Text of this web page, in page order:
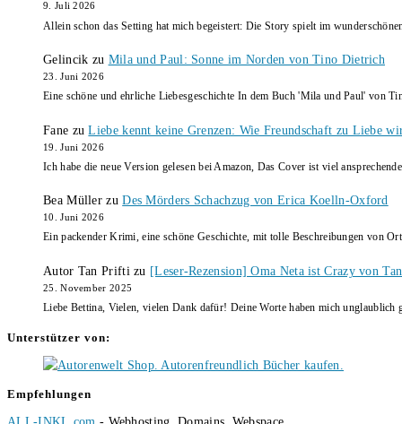
9. Juli 2026
Allein schon das Setting hat mich begeistert: Die Story spielt im
Gelincik zu Mila und Paul: Sonne im Norden von Tino Dietrich
23. Juni 2026
Eine schöne und ehrliche Liebesgeschichte In dem Buch 'Mila und Paul' von
Fane zuLiebe kennt keine Grenzen: Wie Freundschaft zu Liebe
19. Juni 2026
Ich habe die neue Version gelesen bei Amazon, Das Cover ist viel
Bea Müller zuDes Mörders Schachzug von Erica Koelln-Oxford
10. Juni 2026
Ein packender Krimi, eine schöne Geschichte, mit tolle Beschreibungen von
Autor Tan Prifti zu [Leser-Rezension] Oma Neta ist Crazy von
25. November 2025
Liebe Bettina, Vielen, vielen Dank dafür! Deine Worte haben mich unglaublich
Unterstützer von:
Empfehlungen